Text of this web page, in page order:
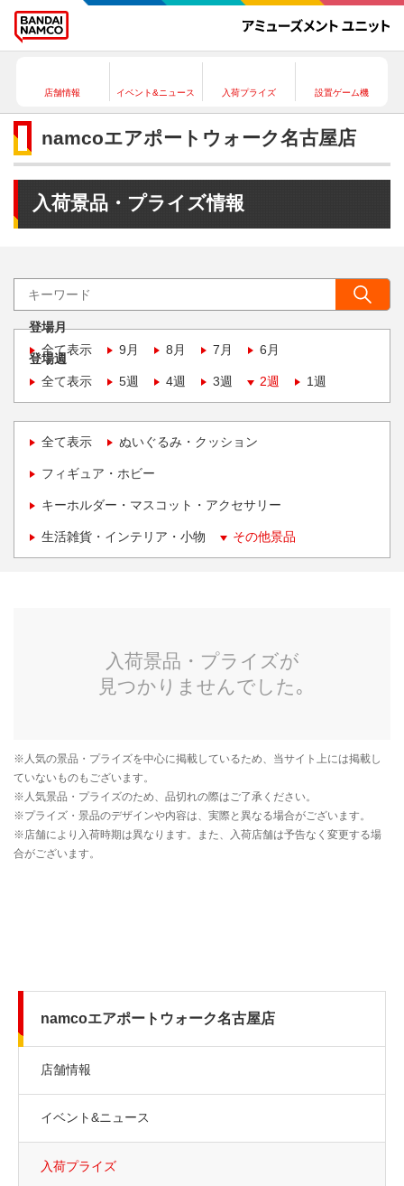
店舗情報 イベント&ニュース 入荷プライズ 設置ゲーム機
namcoエアポートウォーク名古屋店
入荷景品・プライズ情報
登場月
全て表示
9月 8月 7月 6月
登場週
全て表示
5週 4週 3週 2週 1週
全て表示 ぬいぐるみ・クッション
フィギュア・ホビー
キーホルダー・マスコット・アクセサリー
生活雑貨・インテリア・小物 その他景品
namcoエアポートウォーク名古屋店
店舗情報
イベント&ニュース
入荷プライズ